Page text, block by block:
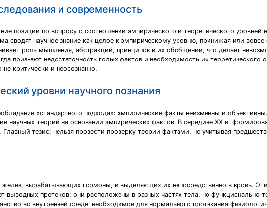
и современность
позиции по вопросу о соотношении эмпирического и теоретического уровней
сводят научное знание как целое к эмпирическому уровню, принижая или вовсе
роль мышления, абстракций, принципов в их обобщении, что делает
признают недостаточность голых фактов и необходимость их
критически и неосознанно.
уровни научного познания
«стандартного подхода»: эмпирические факты неизменны и
научных теорий на основании эмпирических фактов. В середине ХХ в.
тезис: нельзя провести проверку теории фактами, не учитывая
желез, вырабатывающих гормоны, и выделяющих их непосредственно в кровь.
выводных протоков; они расположены в разных частях тела, но функционально
во внутренней среде, необходимое для нормального протекания